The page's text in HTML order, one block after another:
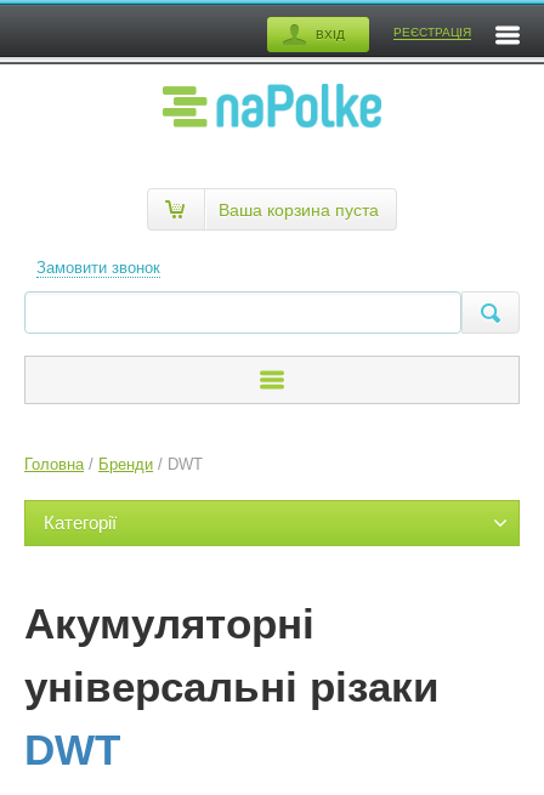
ВХІД РЕЄСТРАЦІЯ
Замовити звонок
Ваша корзина пуста
Головна/ Бренди / DWT
Категорії
Акумуляторні
універсальні різаки
DWT